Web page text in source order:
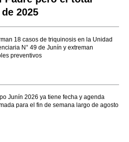
2025
18 casos de triquinosis en la Unidad
N° 49 de Junín y extreman
preventivos
Junín 2026 ya tiene fecha y agenda
para el fin de semana largo de agosto